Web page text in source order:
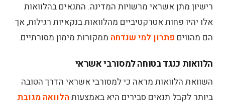
רישיון מתן אשראי מרשויות המדינה. התנאים בהלוואות
אלו יהיו פחות אטרקטיביים מהלוואות בנקאיות רגילות, אך
הם מהווים פתרון למי שנדחה ממקורות מימון מסורתיים.
הלוואות כנגד בטוחה למסורבי אשראי
השוואת הלוואות מראה כי למסורבי אשראי הדרך הטובה
ביותר לקבל תנאים סבירים היא באמצעות הלוואה מגובת